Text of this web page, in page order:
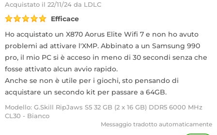
Acquistato il 22/11/24 da LDLC
Efficace
Ho acquistato un X870 Aorus Elite Wifi 7 e non ho avuto
problemi ad attivare l'XMP. Abbinato a un Samsung 990
pro, il mio PC si è acceso in meno di 30 secondi senza che
fosse attivato alcun avvio rapido.
Anche se non è utile per i giochi, sto pensando di
acquistare un secondo kit per passare a 64GB.
Modello: G.Skill RipJaws S5 32 GB (2 x 16 GB) DDR5 6000 MHz
CL30 - Bianco
Messaggio tradotto automaticamente